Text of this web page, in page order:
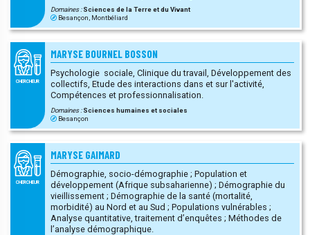
Domaines :Sciences de la Terre et du Vivant
Besançon, Montbéliard
CHERCHEUR
MARYSE BOURNEL BOSSON
Psychologie sociale, Clinique du travail, Développement des
collectifs, Etude des interactions dans et sur l'activité,
Compétences et professionnalisation.
Domaines :Sciences humaines et sociales
Besançon
CHERCHEUR
MARYSE GAIMARD
Démographie, socio-démographie ; Population et
développement (Afrique subsaharienne) ; Démographie du
vieillissement ; Démographie de la santé (mortalité,
morbidité) au Nord et au Sud ; Populations vulnérables ;
Analyse quantitative, traitement d’enquêtes ; Méthodes de
l’analyse démographique.